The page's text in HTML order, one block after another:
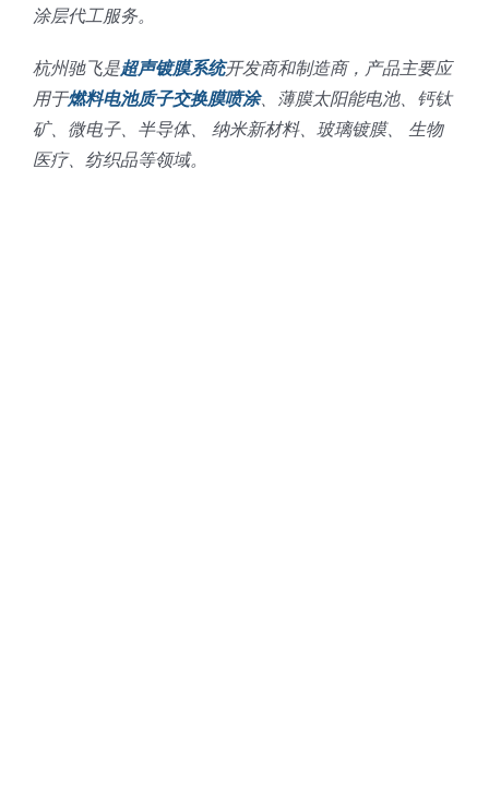
涂层代工服务。
杭州驰飞是超声镀膜系统开发商和制造商，产品主要应
用于燃料电池质子交换膜喷涂、薄膜太阳能电池、钙钛
矿、微电子、半导体、 纳米新材料、玻璃镀膜、 生物
医疗、纺织品等领域。